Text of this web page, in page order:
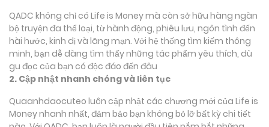
QADC không chỉ có Life is Money mà còn sở hữu hàng ngàn
bộ truyện đa thể loại, từ hành động, phiêu lưu, ngôn tình đến
hài hước, kinh dị và lãng mạn. Với hệ thống tìm kiếm thông
minh, bạn dễ dàng tìm thấy những tác phẩm yêu thích, dù
gu đọc của bạn có độc đáo đến đâu
2. Cập nhật nhanh chóng và liên tục
Quaanhdaocuteo luôn cập nhật các chương mới của Life is
Money nhanh nhất, đảm bảo bạn không bỏ lỡ bất kỳ chi tiết